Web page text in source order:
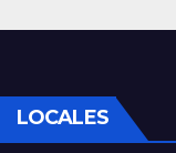
LOCALES